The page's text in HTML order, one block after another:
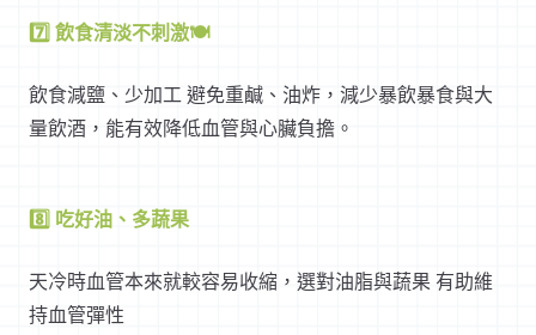
7️⃣ 飲食清淡不刺激🍽️
飲食減鹽、少加工 避免重鹹、油炸，減少暴飲暴食與大
量飲酒，能有效降低血管與心臟負擔。
8️⃣ 吃好油、多蔬果
天冷時血管本來就較容易收縮，選對油脂與蔬果 有助維
持血管彈性